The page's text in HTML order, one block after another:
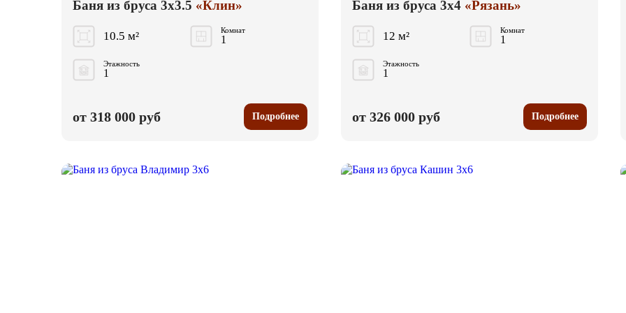
Баня из бруса 3x3.5 «Клин»
10.5 м² Комнат
1
Этажность
1
от 318 000 руб Подробнее
Баня из бруса 3x4 «Рязань»
12 м² Комнат
1
Этажность
1
от 326 000 руб Подробнее